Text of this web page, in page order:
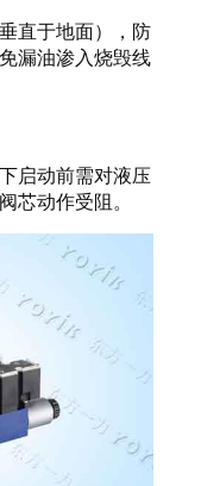
直于地面），防
漏油渗入烧毁线
启动前需对液压
芯动作受阻。